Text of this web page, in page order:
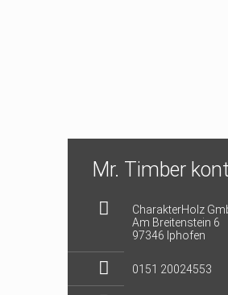
Mr. Timber
CharakterHolz
Am Breitenstein 6
97346 Iphofen
0151 20024553